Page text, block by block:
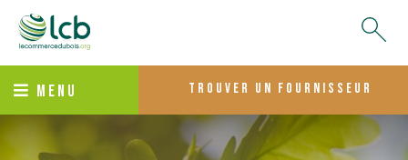
MENU trouver un fournisseur